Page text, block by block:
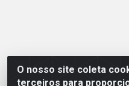
O nosso site coleta
terceiros para
Opção Atacadista -